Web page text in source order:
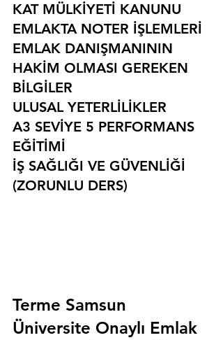
KAT MÜLKİYETİ KANUNU
EMLAKTA NOTER İŞLEMLERİ
EMLAK DANIŞMANININ
HAKİM OLMASI GEREKEN
BİLGİLER
ULUSAL YETERLİLİKLER
A3 SEVİYE 5 PERFORMANS
EĞİTİMİ
İŞ SAĞLIĞI VE GÜVENLİĞİ
(ZORUNLU DERS)
Terme Samsun
Üniversite Onaylı Emlak